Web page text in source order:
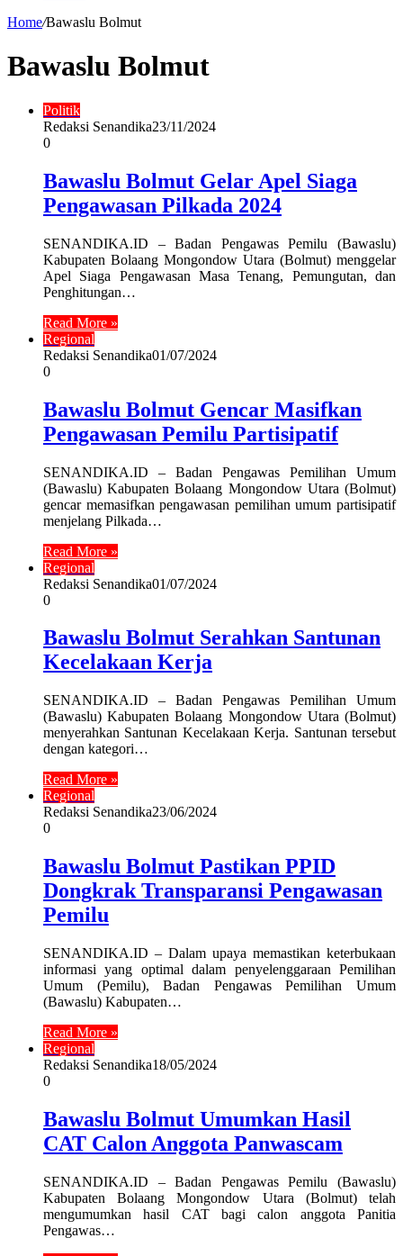
Home/Bawaslu Bolmut
Bawaslu Bolmut
Politik
Redaksi Senandika23/11/2024
0
Bawaslu Bolmut Gelar Apel Siaga
Pengawasan Pilkada 2024
SENANDIKA.ID – Badan Pengawas Pemilu (Bawaslu)
Kabupaten Bolaang Mongondow Utara (Bolmut) menggelar
Apel Siaga Pengawasan Masa Tenang, Pemungutan, dan
Penghitungan…
Read More »
Regional
Redaksi Senandika01/07/2024
0
Bawaslu Bolmut Gencar Masifkan
Pengawasan Pemilu Partisipatif
SENANDIKA.ID – Badan Pengawas Pemilihan Umum
(Bawaslu) Kabupaten Bolaang Mongondow Utara (Bolmut)
gencar memasifkan pengawasan pemilihan umum partisipatif
menjelang Pilkada…
Read More »
Regional
Redaksi Senandika01/07/2024
0
Bawaslu Bolmut Serahkan Santunan
Kecelakaan Kerja
SENANDIKA.ID – Badan Pengawas Pemilihan Umum
(Bawaslu) Kabupaten Bolaang Mongondow Utara (Bolmut)
menyerahkan Santunan Kecelakaan Kerja. Santunan tersebut
dengan kategori…
Read More »
Regional
Redaksi Senandika23/06/2024
0
Bawaslu Bolmut Pastikan PPID
Dongkrak Transparansi Pengawasan
Pemilu
SENANDIKA.ID – Dalam upaya memastikan keterbukaan
informasi yang optimal dalam penyelenggaraan Pemilihan
Umum (Pemilu), Badan Pengawas Pemilihan Umum
(Bawaslu) Kabupaten…
Read More »
Regional
Redaksi Senandika18/05/2024
0
Bawaslu Bolmut Umumkan Hasil
CAT Calon Anggota Panwascam
SENANDIKA.ID – Badan Pengawas Pemilu (Bawaslu)
Kabupaten Bolaang Mongondow Utara (Bolmut) telah
mengumumkan hasil CAT bagi calon anggota Panitia
Pengawas…